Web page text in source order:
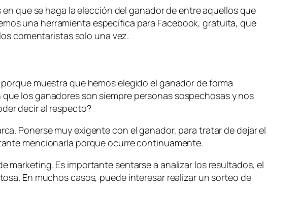
que se haga la elección del ganador de entre aquellos que
una herramienta específica para Facebook, gratuita, que
comentaristas solo una vez.
muestra que hemos elegido el ganador de forma
los ganadores son siempre personas sospechosas y nos
decir al respecto?
Ponerse muy exigente con el ganador, para tratar de dejar el
mencionarla porque ocurre continuamente.
Es importante sentarse a analizar los resultados, el
En muchos casos, puede interesar realizar un sorteo de